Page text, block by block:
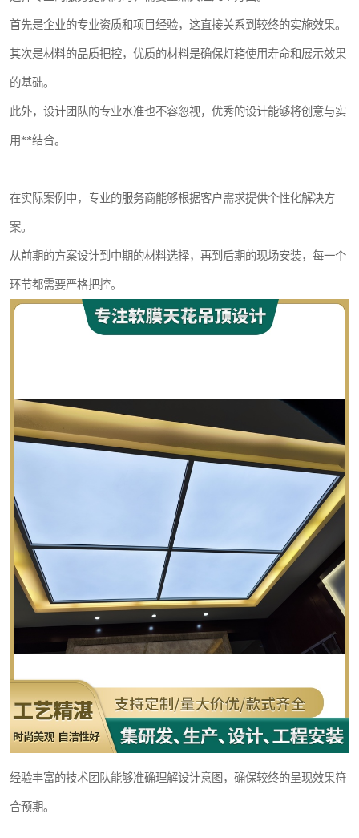
首先是企业的专业资质和项目经验，这直接关系到较终的实施效果。
其次是材料的品质把控，优质的材料是确保灯箱使用寿命和展示效果
的基础。
此外，设计团队的专业水准也不容忽视，优秀的设计能够将创意与实
用**结合。
在实际案例中，专业的服务商能够根据客户需求提供个性化解决方
案。
从前期的方案设计到中期的材料选择，再到后期的现场安装，每一个
环节都需要严格把控。
经验丰富的技术团队能够准确理解设计意图，确保较终的呈现效果符
合预期。